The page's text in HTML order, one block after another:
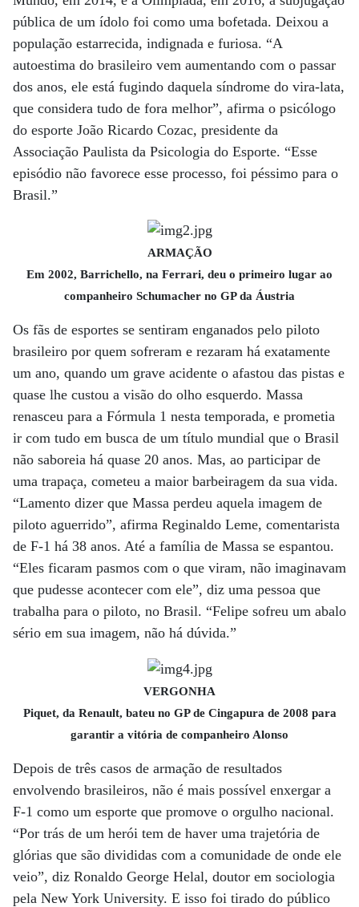
pública de um ídolo foi como uma bofetada. Deixou a
população estarrecida, indignada e furiosa. “A
autoestima do brasileiro vem aumentando com o passar
dos anos, ele está fugindo daquela síndrome do vira-lata,
que considera tudo de fora melhor”, afirma o psicólogo
do esporte João Ricardo Cozac, presidente da
Associação Paulista da Psicologia do Esporte. “Esse
episódio não favorece esse processo, foi péssimo para o
Brasil.”
ARMAÇÃO
Em 2002, Barrichello, na Ferrari, deu o primeiro lugar ao
companheiro Schumacher no GP da Áustria
Os fãs de esportes se sentiram enganados pelo piloto
brasileiro por quem sofreram e rezaram há exatamente
um ano, quando um grave acidente o afastou das pistas e
quase lhe custou a visão do olho esquerdo. Massa
renasceu para a Fórmula 1 nesta temporada, e prometia
ir com tudo em busca de um título mundial que o Brasil
não saboreia há quase 20 anos. Mas, ao participar de
uma trapaça, cometeu a maior barbeiragem da sua vida.
“Lamento dizer que Massa perdeu aquela imagem de
piloto aguerrido”, afirma Reginaldo Leme, comentarista
de F-1 há 38 anos. Até a família de Massa se espantou.
“Eles ficaram pasmos com o que viram, não imaginavam
que pudesse acontecer com ele”, diz uma pessoa que
trabalha para o piloto, no Brasil. “Felipe sofreu um abalo
sério em sua imagem, não há dúvida.”
VERGONHA
Piquet, da Renault, bateu no GP de Cingapura de 2008 para
garantir a vitória de companheiro Alonso
Depois de três casos de armação de resultados
envolvendo brasileiros, não é mais possível enxergar a
F-1 como um esporte que promove o orgulho nacional.
“Por trás de um herói tem de haver uma trajetória de
glórias que são divididas com a comunidade de onde ele
veio”, diz Ronaldo George Helal, doutor em sociologia
pela New York ­University. E isso foi tirado do público